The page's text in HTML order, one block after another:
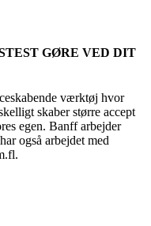
GØRE VED DIT
værktøj hvor
skaber større accept
egen. Banff arbejder
også arbejdet med